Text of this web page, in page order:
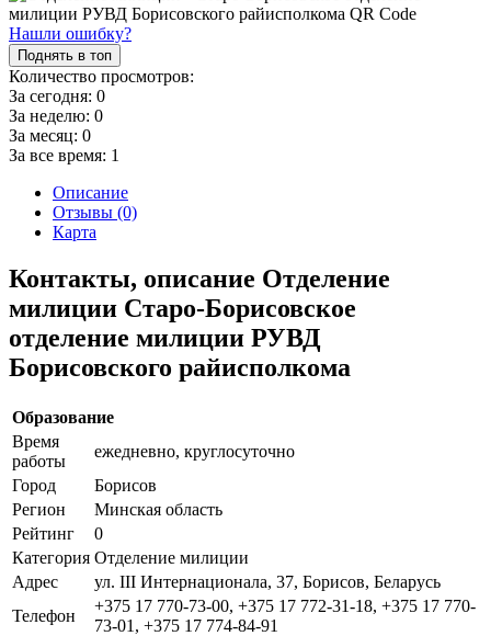
Нашли ошибку?
Поднять в топ
Количество просмотров:
За сегодня: 0
За неделю: 0
За месяц: 0
За все время: 1
Описание
Отзывы (0)
Карта
Контакты, описание Отделение
милиции Старо-Борисовское
отделение милиции РУВД
Борисовского райисполкома
Образование
Время
работы
ежедневно, круглосуточно
Город
Борисов
Регион
Минская область
Рейтинг
0
Категория Отделение милиции
Адрес
ул. III Интернационала, 37, Борисов, Беларусь
Телефон
+375 17 770-73-00, +375 17 772-31-18, +375 17 770-
73-01, +375 17 774-84-91